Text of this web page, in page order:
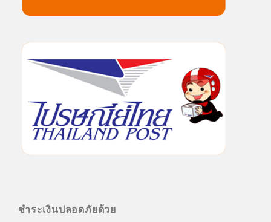
ชำระเงินปลอดภัยด้วย